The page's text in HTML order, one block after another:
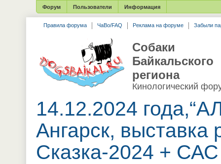
Форум Пользователи Информация
Правила форума ЧаВо/FAQ Реклама на форуме Забыли
Собаки
Байкальского
региона
Кинологический
14.12.2024
Ангарск,
Сказка-2024 + САС